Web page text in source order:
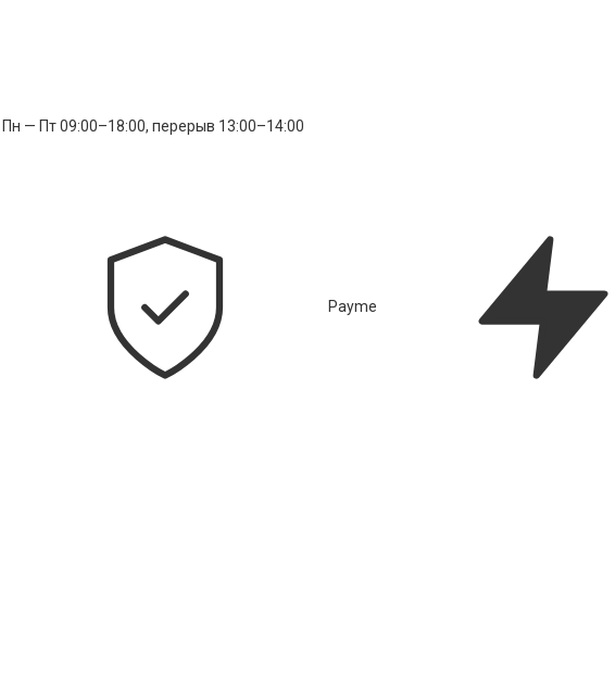
Пн — Пт 09:00–18:00, перерыв 13:00–14:00
Payme